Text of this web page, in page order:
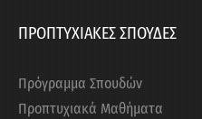
ΠΡΟΠΤΥΧΙΑΚΕΣ ΣΠΟΥΔΕΣ
Πρόγραμμα Σπουδών
Προπτυχιακά Μαθήματα